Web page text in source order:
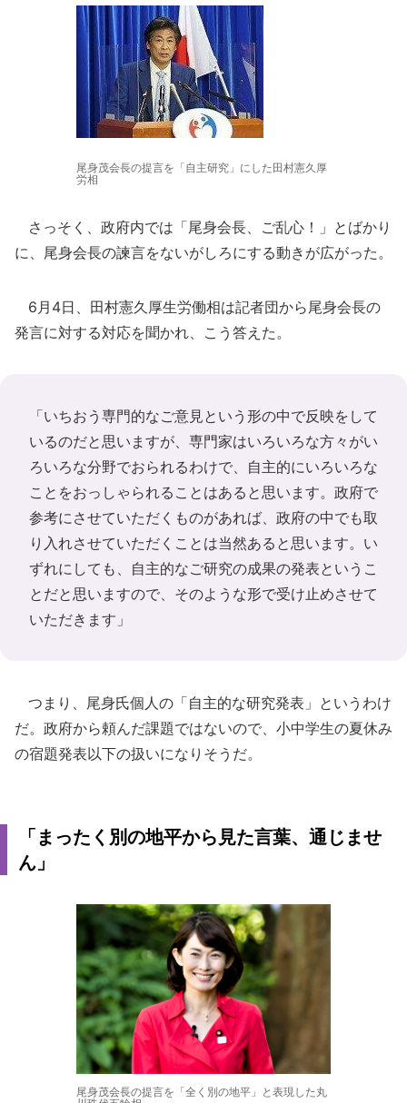
尾身茂会長の提言を「自主研究」にした田村憲久厚
労相
さっそく、政府内では「尾身会長、ご乱心！」とばかり
に、尾身会長の諫言をないがしろにする動きが広がった。
6月4日、田村憲久厚生労働相は記者団から尾身会長の
発言に対する対応を聞かれ、こう答えた。
「いちおう専門的なご意見という形の中で反映をして
いるのだと思いますが、専門家はいろいろな方々がい
ろいろな分野でおられるわけで、自主的にいろいろな
ことをおっしゃられることはあると思います。政府で
参考にさせていただくものがあれば、政府の中でも取
り入れさせていただくことは当然あると思います。い
ずれにしても、自主的なご研究の成果の発表というこ
とだと思いますので、そのような形で受け止めさせて
いただきます」
つまり、尾身氏個人の「自主的な研究発表」というわけ
だ。政府から頼んだ課題ではないので、小中学生の夏休み
の宿題発表以下の扱いになりそうだ。
「まったく別の地平から見た言葉、通じませ
ん」
尾身茂会長の提言を「全く別の地平」と表現した丸